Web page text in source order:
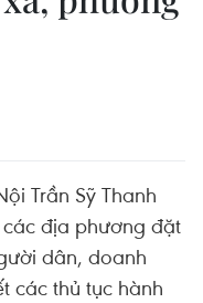
Trần Sỹ Thanh
địa phương đặt
dân, doanh
các thủ tục hành